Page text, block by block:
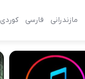
مازندرانی فارسی کوردی